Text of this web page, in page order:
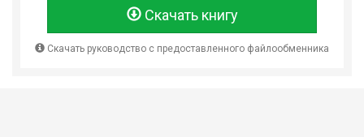
Скачать книгу
Скачать руководство с предоставленного файлообменника